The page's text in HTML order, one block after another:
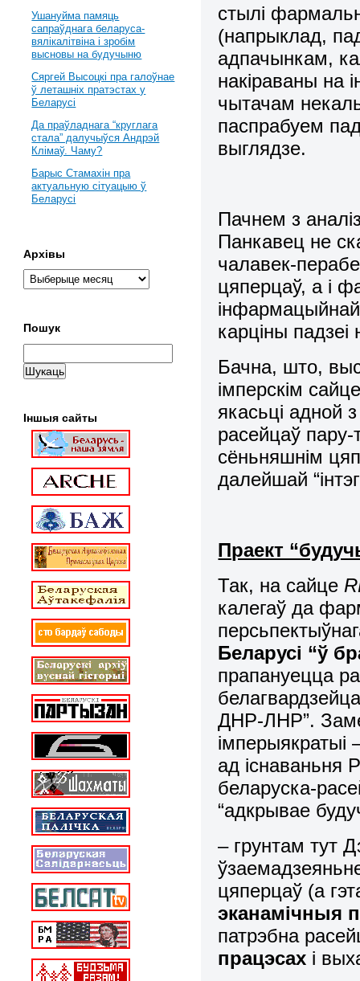
стылі
(напрыклад,
адпачынкам,
накіраваны на
чытачам
паспрабуем
выглядзе.
Пачнем з
Панкавец не
чалавек-
цяперцаў, а і
інфармацыйнай
карціны
Бачна, што,
імперскім
якасьці адной
расейцаў
сёньняшнім
далейшай
Праект
Так, на сайце
калегаў да
Беларусі “ў
прапануецца
ДНР-ЛНР”.
імперыякратыі
ад існаваньня
беларуска-
“адкрывае
– грунтам тут
цяперцаў (а
эканамічныя
патрэбна
працэсах і
Ушануйма памяць
сапраўднага беларуса-
вялікалітвіна і зробім
высновы на будучыню
Сяргей Высоцкі пра галоўнае
ў леташніх пратэстах у
Беларусі
Да праўладнага “круглага
стала” далучыўся Андрэй
Клімаў. Чаму?
Барыс Стамахін пра
актуальную сітуацыю ў
Беларусі
Архівы
Пошук
Іншыя сайты